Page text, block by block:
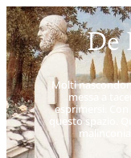
De
Molti
messa a
esprimersi.
questo spazio.